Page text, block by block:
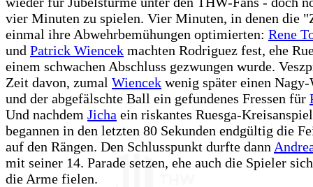
vier Minuten zu spielen. Vier Minuten, in denen die
einmal ihre Abwehrbemühungen optimierten: Rene
und Patrick Wiencek machten Rodriguez fest, ehe
einem schwachen Abschluss gezwungen wurde.
Zeit davon, zumal Wiencek wenig später einen
und der abgefälschte Ball ein gefundenes Fressen für
Und nachdem Jicha ein riskantes Ruesga-
begannen in den letzten 80 Sekunden endgültig die
auf den Rängen. Den Schlusspunkt durfte dann
mit seiner 14. Parade setzen, ehe auch die Spieler
die Arme fielen.